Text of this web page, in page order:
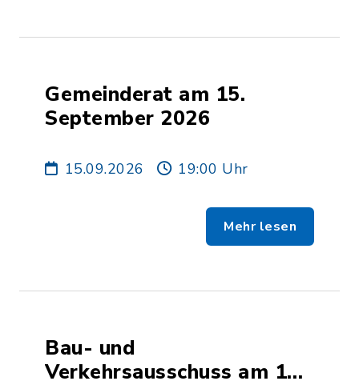
Gemeinderat am 15.
September 2026
15.09.2026 19:00 Uhr
Mehr lesen
Bau- und
Verkehrsausschuss am 13.